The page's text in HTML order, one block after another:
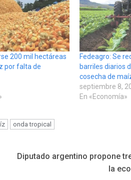
200 mil hectáreas
por falta de
Fedeagro: Se
barriles diarios
cosecha de
septiembre 8,
En «Economía»
onda tropical
Diputado argentino propone
la